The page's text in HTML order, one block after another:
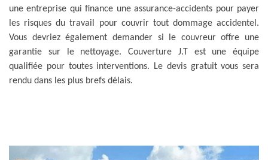
une entreprise qui finance une assurance-accidents pour payer
les risques du travail pour couvrir tout dommage accidentel.
Vous devriez également demander si le couvreur offre une
garantie sur le nettoyage. Couverture J.T est une équipe
qualifiée pour toutes interventions. Le devis gratuit vous sera
rendu dans les plus brefs délais.